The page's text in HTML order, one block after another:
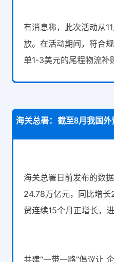
有消息称，此次活动从
放。在活动期间，符合
单1-3美元的尾程物流补
海关总署：截至8月我国
海关总署日前发布的数
24.78万亿元，同比增
贸连续15个月正增长，
共建“一带一路”倡议让